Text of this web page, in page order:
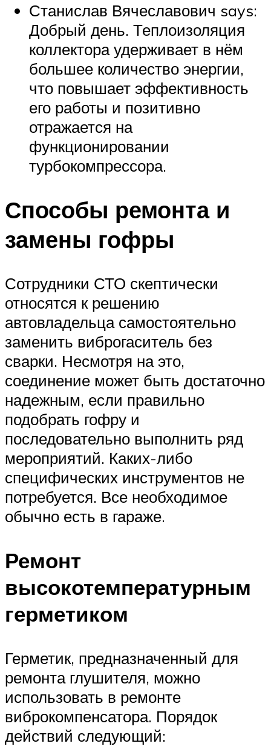
Станислав Вячеславович says:
Добрый день. Теплоизоляция
коллектора удерживает в нём
большее количество энергии,
что повышает эффективность
его работы и позитивно
отражается на
функционировании
турбокомпрессора.
Способы ремонта и
замены гофры
Сотрудники СТО скептически
относятся к решению
автовладельца самостоятельно
заменить виброгаситель без
сварки. Несмотря на это,
соединение может быть достаточно
надежным, если правильно
подобрать гофру и
последовательно выполнить ряд
мероприятий. Каких-либо
специфических инструментов не
потребуется. Все необходимое
обычно есть в гараже.
Ремонт
высокотемпературным
герметиком
Герметик, предназначенный для
ремонта глушителя, можно
использовать в ремонте
виброкомпенсатора. Порядок
действий следующий: